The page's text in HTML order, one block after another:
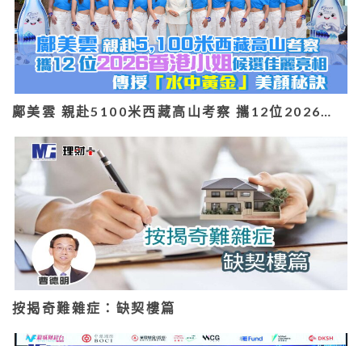
鄺美雲 親赴5100米西藏高山考察 攜12位2026…
按揭奇難雜症：缺契樓篇